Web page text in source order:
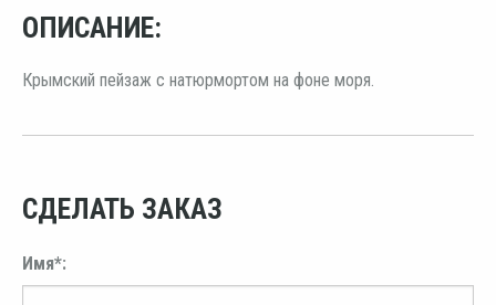
ОПИСАНИЕ:
Крымский пейзаж с натюрмортом на фоне моря.
СДЕЛАТЬ ЗАКАЗ
Имя*: